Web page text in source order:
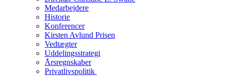
Medarbejdere
Historie
Konferencer
Kirsten Avlund Prisen
Vedtægter
Uddelingsstrategi
Årsregnskaber
Privatlivspolitik